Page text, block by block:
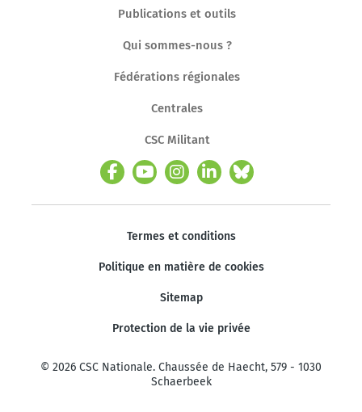
Publications et outils
Qui sommes-nous ?
Fédérations régionales
Centrales
CSC Militant
Termes et conditions
Politique en matière de cookies
Sitemap
Protection de la vie privée
© 2026 CSC Nationale. Chaussée de Haecht, 579 - 1030
Schaerbeek